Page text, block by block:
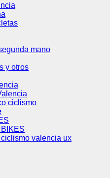
mano
y otros
ciclismo
valencia ux